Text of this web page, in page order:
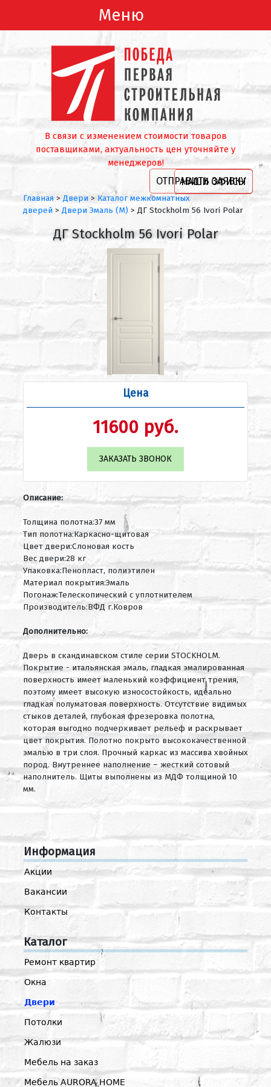
Меню
В связи с изменением стоимости товаров
поставщиками, актуальность цен уточняйте у
менеджеров!
ОТПРАВИТЬ ЗАЯВКУ
НАШИ ОФИСЫ
Главная > Двери > Каталог межкомнатных
дверей > Двери Эмаль (М) > ДГ Stockholm 56 Ivori Polar
ДГ Stockholm 56 Ivori Polar
Цена
11600 руб.
ЗАКАЗАТЬ ЗВОНОК
Описание:
Толщина полотна:37 мм
Тип полотна:Каркасно-щитовая
Цвет двери:Слоновая кость
Вес двери:28 кг
Упаковка:Пенопласт, полиэтилен
Материал покрытия:Эмаль
Погонаж:Телескопический с уплотнителем
Производитель:ВФД г.Ковров
Дополнительно:
Дверь в скандинавском стиле серии STOCKHOLM.
Покрытие - итальянская эмаль, гладкая эмалированная
поверхность имеет маленький коэффициент трения,
поэтому имеет высокую износостойкость, идеально
гладкая полуматовая поверхность. Отсутствие видимых
стыков деталей, глубокая фрезеровка полотна,
которая выгодно подчеркивает рельеф и раскрывает
цвет покрытия. Полотно покрыто высококачественной
эмалью в три слоя. Прочный каркас из массива хвойных
пород. Внутреннее наполнение – жесткий сотовый
наполнитель. Щиты выполнены из МДФ толщиной 10
мм.
Информация
Акции
Вакансии
Контакты
Каталог
Ремонт квартир
Окна
Двери
Потолки
Жалюзи
Мебель на заказ
Мебель AURORA HOME